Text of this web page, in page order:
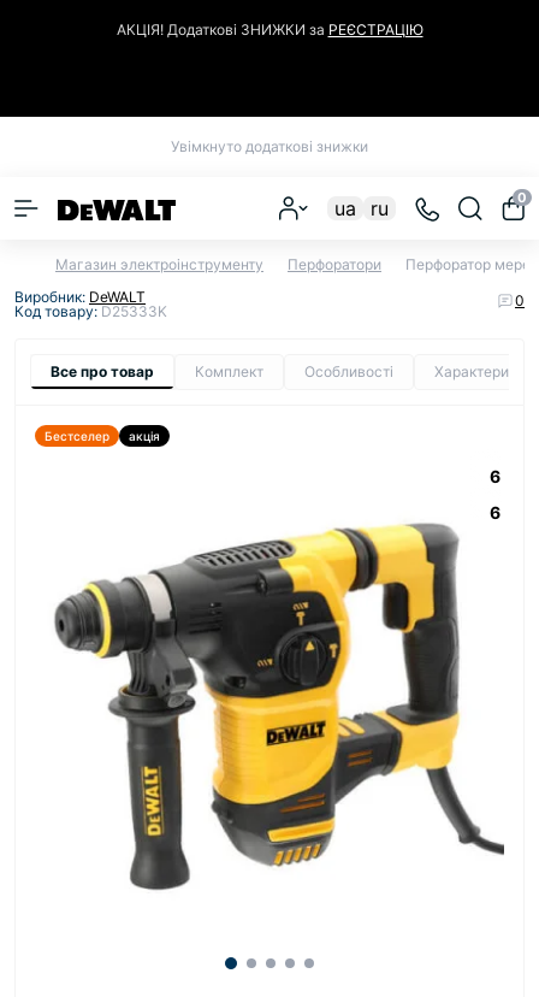
АКЦІЯ! Додаткові ЗНИЖКИ за РЕЄСТРАЦІЮ
Увімкнуто додаткові знижки
ua ru 0
Магазин электроінструменту Перфоратори
Перфоратор
Виробник: DeWALT
Код товару: D25333K
0
Все про товар Комплект Особливості
Бестселер акція
6
6